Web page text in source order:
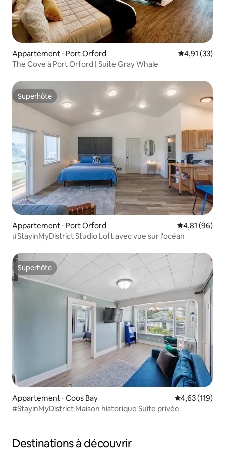
Appartement ⋅ Port Orford Évaluation
4,91 (33)
The Cove à Port Orford | Suite Gray Whale
Superhôte
Superhôte
Appartement ⋅ Port Orford Évaluation
4,81 (96)
#StayinMyDistrict Studio Loft avec vue sur l'océan
Superhôte
Superhôte
Appartement ⋅ Coos Bay Évaluation
4,63 (119)
#StayinMyDistrict Maison historique Suite privée
Destinations à découvrir